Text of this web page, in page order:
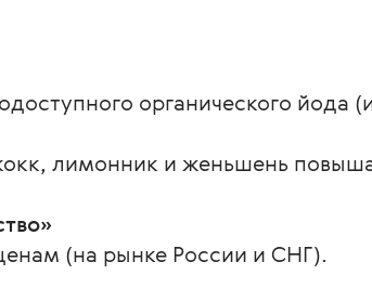
органического йода
лимонник и женьшень
(на рынке России и СНГ).